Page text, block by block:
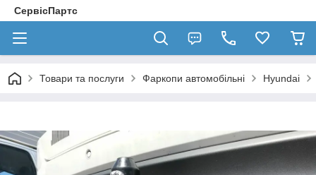
СервісПартс
Товари та послуги Фаркопи автомобільні Hyundai